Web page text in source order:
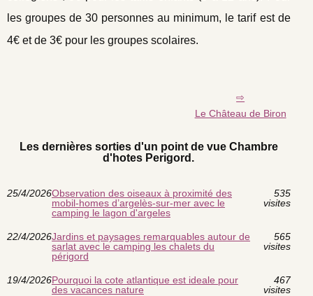
les groupes de 30 personnes au minimum, le tarif est de
4€ et de 3€ pour les groupes scolaires.
Le Château de Biron
Les dernières sorties d'un point de vue Chambre
d'hotes Perigord.
25/4/2026Observation des oiseaux à proximité des
mobil-homes d’argelès-sur-mer avec le
camping le lagon d'argeles
535
visites
22/4/2026Jardins et paysages remarquables autour de
sarlat avec le camping les chalets du
périgord
565
visites
19/4/2026Pourquoi la cote atlantique est ideale pour
des vacances nature
467
visites